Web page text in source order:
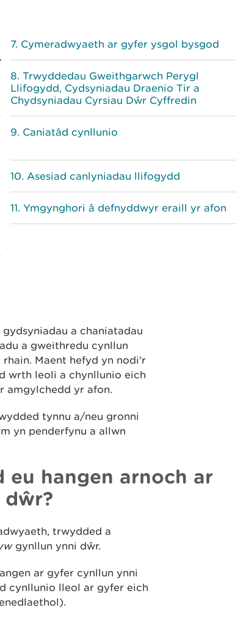
Cymeradwyaeth ar gyfer ysgol bysgod
Trwyddedau Gweithgarwch Perygl
Llifogydd, Cydsyniadau Draenio Tir a
Chydsyniadau Cyrsiau Dŵr Cyffredin
Caniatâd cynllunio
Asesiad canlyniadau llifogydd
Ymgynghori â defnyddwyr eraill yr afon
a chaniatadau
a gweithredu cynllun
Maent hefyd yn nodi'r
wrth leoli a chynllunio eich
amgylchedd yr afon.
tynnu a/neu gronni
yn penderfynu a allwn
eu hangen arnoch ar
trwydded a
gynllun ynni dŵr.
ar gyfer cynllun ynni
cynllunio lleol ar gyfer eich